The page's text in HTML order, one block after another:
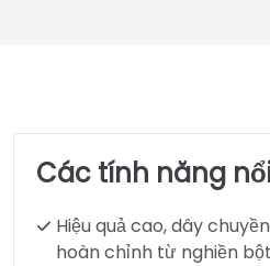
Các tính năng
Hiệu quả cao, dây
hoàn chỉnh từ nghiền